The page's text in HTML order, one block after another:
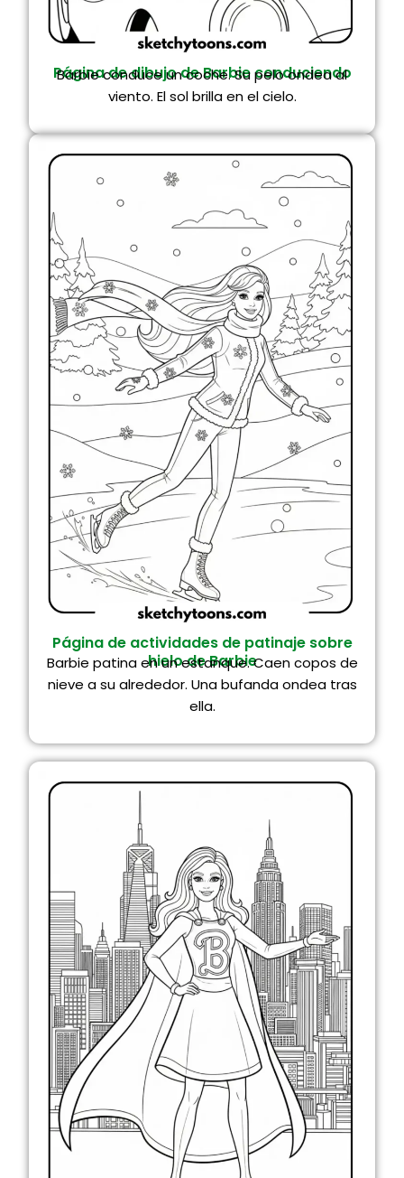
Página de dibujo de Barbie conduciendo
Barbie conduce un coche. Su pelo ondea al
viento. El sol brilla en el cielo.
Página de actividades de patinaje sobre
hielo de Barbie
Barbie patina en un estanque. Caen copos de
nieve a su alrededor. Una bufanda ondea tras
ella.